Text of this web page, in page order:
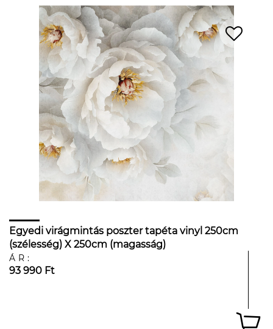
Egyedi virágmintás poszter tapéta vinyl 250cm
(szélesség) X 250cm (magasság)
ÁR:
93 990 Ft